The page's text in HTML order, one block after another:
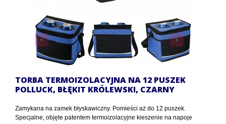
TORBA TERMOIZOLACYJNA NA 12 PUSZEK
POLLUCK, BŁĘKIT KRÓLEWSKI, CZARNY
Zamykana na zamek błyskawiczny. Pomieści aż do 12 puszek.
Specjalne, objęte patentem termoizolacyjne kieszenie na napoje